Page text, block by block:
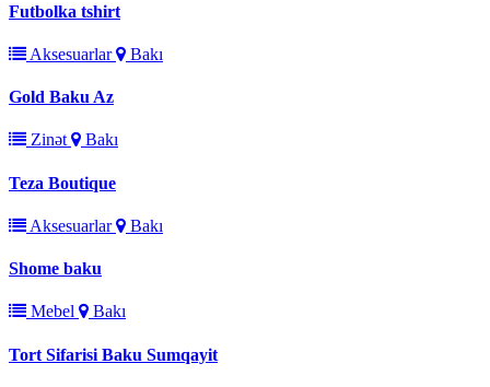
Futbolka tshirt
Aksesuarlar Bakı
Gold Baku Az
Zinət Bakı
Teza Boutique
Aksesuarlar Bakı
Shome baku
Mebel Bakı
Tort Sifarisi Baku Sumqayit